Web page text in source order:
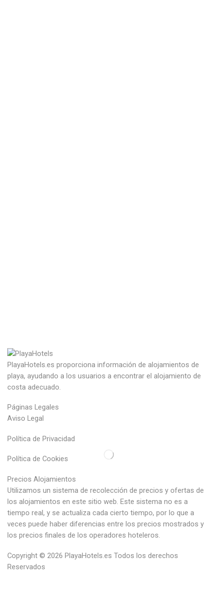
PlayaHotels.es proporciona información de alojamientos de
playa, ayudando a los usuarios a encontrar el alojamiento de
costa adecuado.
Páginas Legales
Aviso Legal
Política de Privacidad
Política de Cookies
Precios Alojamientos
Utilizamos un sistema de recolección de precios y ofertas de
los alojamientos en este sitio web. Este sistema no es a
tiempo real, y se actualiza cada cierto tiempo, por lo que a
veces puede haber diferencias entre los precios mostrados y
los precios finales de los operadores hoteleros.
Copyright © 2026 PlayaHotels.es Todos los derechos
Reservados